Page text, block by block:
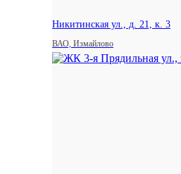
Никитинская ул., д. 21, к. 3
ВАО, Измайлово